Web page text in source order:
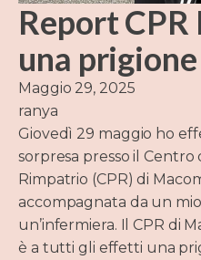
Report CPR
una
Maggio 29, 2025
ranya
Giovedì 29 maggio ho
sorpresa presso il Centro
Rimpatrio (CPR) di
accompagnata da un
un’infermiera. Il CPR di
è a tutti gli effetti una